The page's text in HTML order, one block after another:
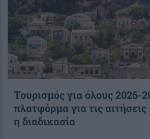
Τουρισμός για όλους 2026-
πλατφόρμα για τις
η διαδικασία